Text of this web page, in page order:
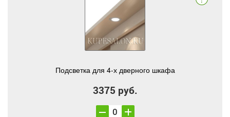
Подсветка для 4-х дверного шкафа
3375 руб.